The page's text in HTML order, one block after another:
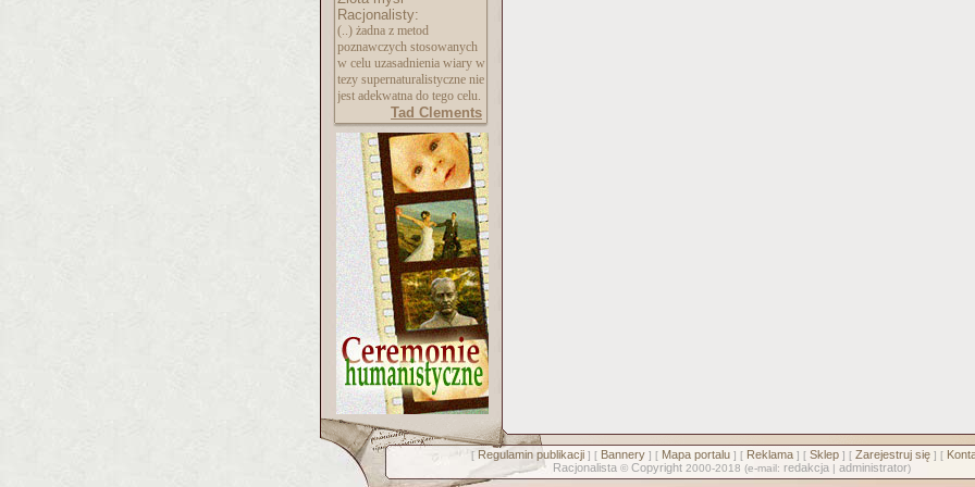
Racjonalisty:
(..) żadna z metod
poznawczych stosowanych
w celu uzasadnienia wiary w
tezy supernaturalistyczne nie
jest adekwatna do tego celu.
Tad Clements
[ Regulamin publikacji] [ Bannery] [ Mapa portalu] [ Reklama] [ Sklep] [ Zarejestruj się] [
Racjonalista © Copyright 2000-2018 (e-mail: redakcja | administrator)